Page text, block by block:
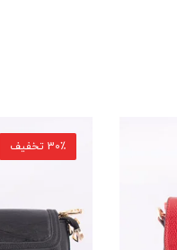
30٪ تخفیف